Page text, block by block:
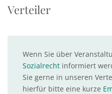
Verteiler
Wenn Sie über
Sozialrecht informiert
Sie gerne in unseren
hierfür bitte eine kurze